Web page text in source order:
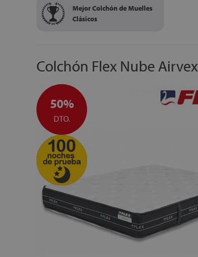
Mejor Colchón de Muelles
Clásicos
Colchón Flex Nube Airvex
50%
DTO.